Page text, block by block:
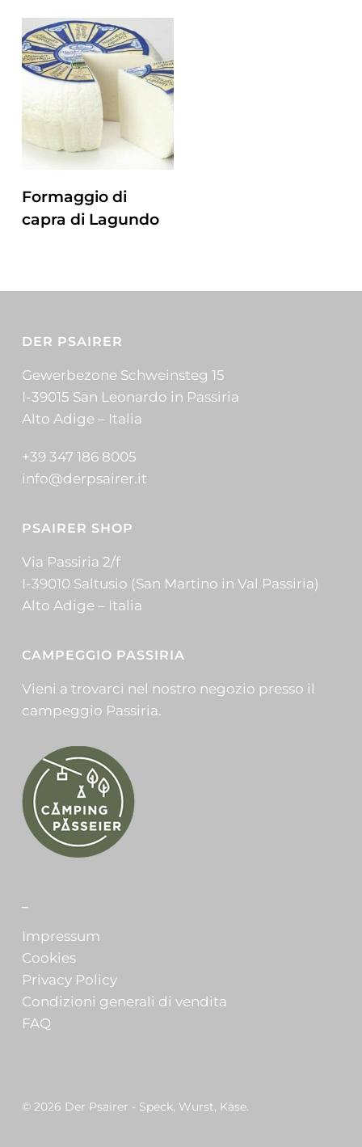
ZUM PRODUKT
Formaggio di
capra di Lagundo
DER PSAIRER
Gewerbezone Schweinsteg 15
I-39015 San Leonardo in Passiria
Alto Adige – Italia
+39 347 186 8005
info@derpsairer.it
PSAIRER SHOP
Via Passiria 2/f
I-39010 Saltusio (San Martino in Val Passiria)
Alto Adige – Italia
CAMPEGGIO PASSIRIA
Vieni a trovarci nel nostro negozio presso il
campeggio Passiria.
Impressum
Cookies
Privacy Policy
Condizioni generali di vendita
FAQ
© 2026 Der Psairer - Speck, Wurst, Käse.